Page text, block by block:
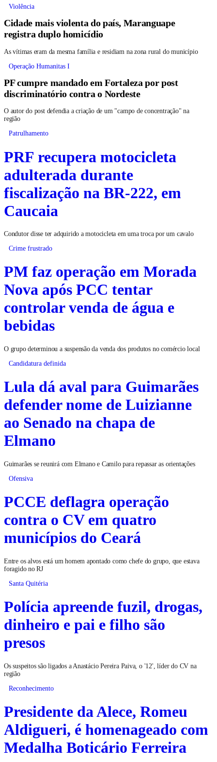
Violência
Cidade mais violenta do país, Maranguape
registra duplo homicídio
As vítimas eram da mesma família e residiam na zona rural do município
Operação Humanitas I
PF cumpre mandado em Fortaleza por post
discriminatório contra o Nordeste
O autor do post defendia a criação de um "campo de concentração" na
região
Patrulhamento
PRF recupera motocicleta
adulterada durante
fiscalização na BR-222, em
Caucaia
Condutor disse ter adquirido a motocicleta em uma troca por um cavalo
Crime frustrado
PM faz operação em Morada
Nova após PCC tentar
controlar venda de água e
bebidas
O grupo determinou a suspensão da venda dos produtos no comércio local
Candidatura definida
Lula dá aval para Guimarães
defender nome de Luizianne
ao Senado na chapa de
Elmano
Guimarães se reunirá com Elmano e Camilo para repassar as orientações
Ofensiva
PCCE deflagra operação
contra o CV em quatro
municípios do Ceará
Entre os alvos está um homem apontado como chefe do grupo, que estava
foragido no RJ
Santa Quitéria
Polícia apreende fuzil, drogas,
dinheiro e pai e filho são
presos
Os suspeitos são ligados a Anastácio Pereira Paiva, o '12', líder do CV na
região
Reconhecimento
Presidente da Alece, Romeu
Aldigueri, é homenageado com
Medalha Boticário Ferreira